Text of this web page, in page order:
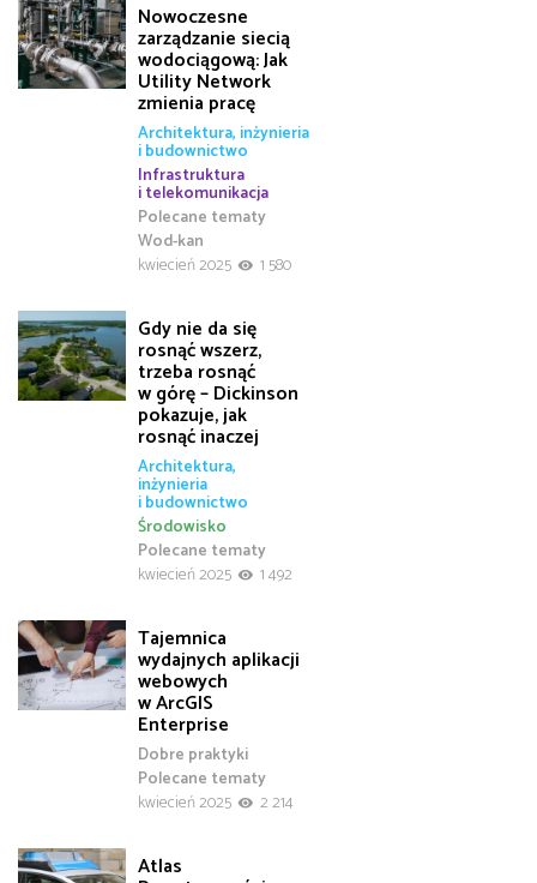
Nowoczesne
zarządzanie siecią
wodociągową: Jak
Utility Network
zmienia pracę
Architektura, inżynieria
i budownictwo
Infrastruktura
i telekomunikacja
Polecane tematy
Wod-kan
kwiecień 2025
1 580
Gdy nie da się
rosnąć wszerz,
trzeba rosnąć
w górę – Dickinson
pokazuje, jak
rosnąć inaczej
Architektura,
inżynieria
i budownictwo
Polecane tematy
Środowisko
kwiecień 2025
1 492
Tajemnica
wydajnych aplikacji
webowych
w ArcGIS
Enterprise
Dobre praktyki
Polecane tematy
kwiecień 2025
2 214
Atlas